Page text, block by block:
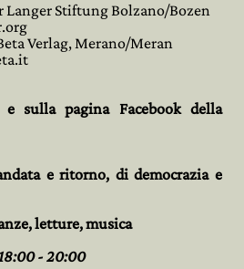
Langer Stiftung Bolzano/Bozen
Verlag, Merano/Meran
e sulla pagina Facebook della
e ritorno, di democrazia e
letture, musica
18:00 - 20:00